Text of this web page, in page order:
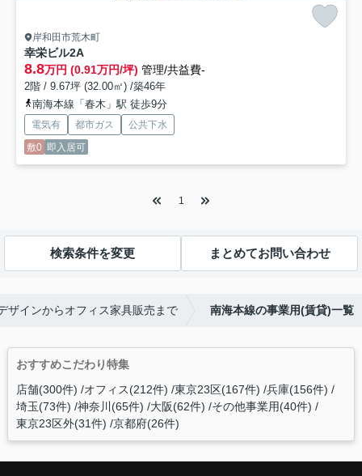
岸和田市荒木町
幸栄ビル2A
8.8万円 (0.91万円/坪) 管理/共益費-
2階 / 9.67坪 (32.00㎡) /築46年
南海本線「春木」駅 徒歩9分
電気有 都市ガス
公共下水
敷0 即入居可
1
検索条件を変更 まとめてお問い合わせ
ザインからオフィス家具販売まで 南海本線の事業用(賃貸)一覧
おすすめこだわり特集
店舗(300件) オフィス(212件) 東京23区(167件) 兵庫(156件)
埼玉(73件) 神奈川(65件) 大阪(62件) その他事業用(40件)
東京23区外(31件) 京都府(26件)